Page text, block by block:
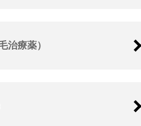
治療薬）